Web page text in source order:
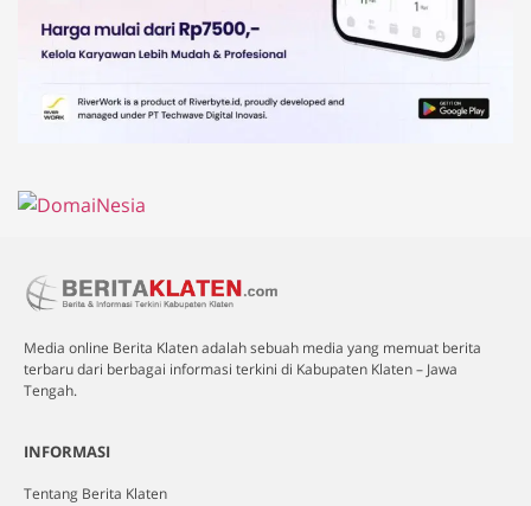
Media online Berita Klaten adalah sebuah media yang memuat berita
terbaru dari berbagai informasi terkini di Kabupaten Klaten – Jawa
Tengah.
INFORMASI
Tentang Berita Klaten